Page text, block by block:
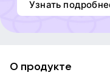
Узнать
О продукте